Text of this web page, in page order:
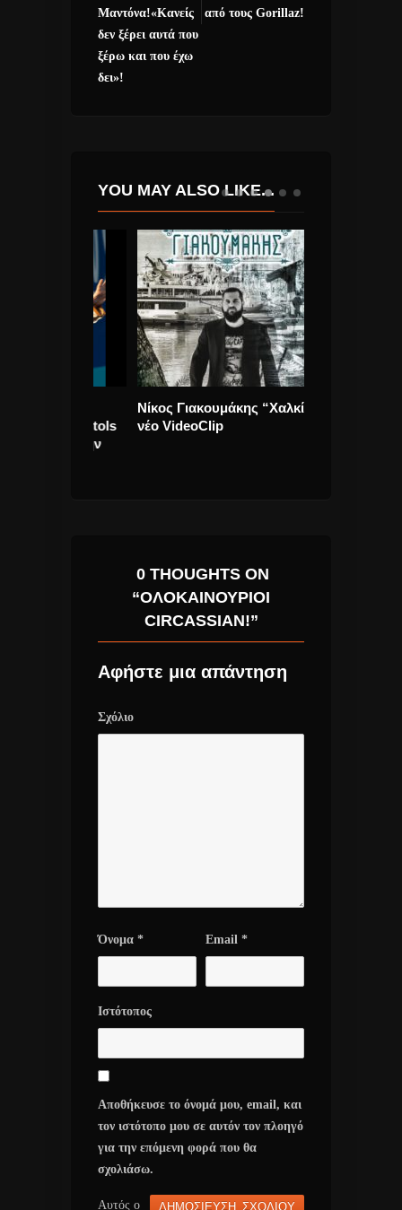
Μαντόνα!«Κανείς
δεν ξέρει αυτά που
ξέρω και που έχω
δει»!
από τους Gorillaz!
YOU MAY ALSO LIKE...
Νίκος Γιακουμάκης “Χαλκίδα”
νέο VideoClip
0 THOUGHTS ON
“ΟΛΟΚΑΊΝΟΥΡΙΟΙ
CIRCASSIAN!”
Αφήστε μια απάντηση
Σχόλιο
Όνομα * Email *
Ιστότοπος
Αποθήκευσε το όνομά μου, email, και
τον ιστότοπο μου σε αυτόν τον πλοηγό
για την επόμενη φορά που θα
σχολιάσω.
Αυτός ο